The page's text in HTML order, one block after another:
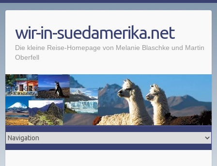
wir-in-suedamerika.net
Die kleine Reise-Homepage von Melanie Blaschke und Martin
Oberfell